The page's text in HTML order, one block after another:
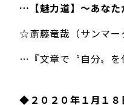
…【魅力道】～あなた
☆斎藤竜哉（サンマ
…『文章で〝自分〟を
◆２０２０年１月１８